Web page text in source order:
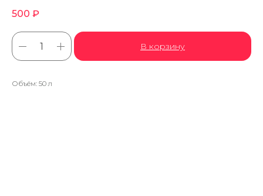
500 ₽
В корзину
Объём: 50 л